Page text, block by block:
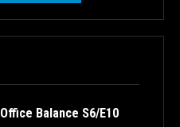
Office Balance S6/E10